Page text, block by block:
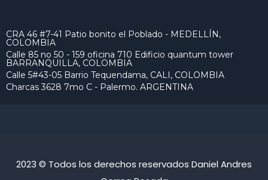
CRA 46 #7-41 Patio bonito el Poblado - MEDELLÍN,
COLOMBIA
Calle 85 no 50 - 159 oficina 710 Edificio quantum tower
BARRANQUILLA, COLOMBIA
Calle 5#43-05 Barrio Tequendama, CALI, COLOMBIA
Charcas 3628 7mo C - Palermo. ARGENTINA
2023 © Todos los derechos reservados Daniel Andres